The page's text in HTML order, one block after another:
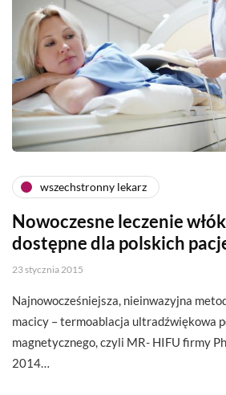
wszechstronny lekarz
Nowoczesne leczenie
dostępne dla polskich
23 stycznia 2015
Najnowocześniejsza, nieinwazyjna
macicy – termoablacja ultradźwiękowa
magnetycznego, czyli MR- HIFU firmy
2014…